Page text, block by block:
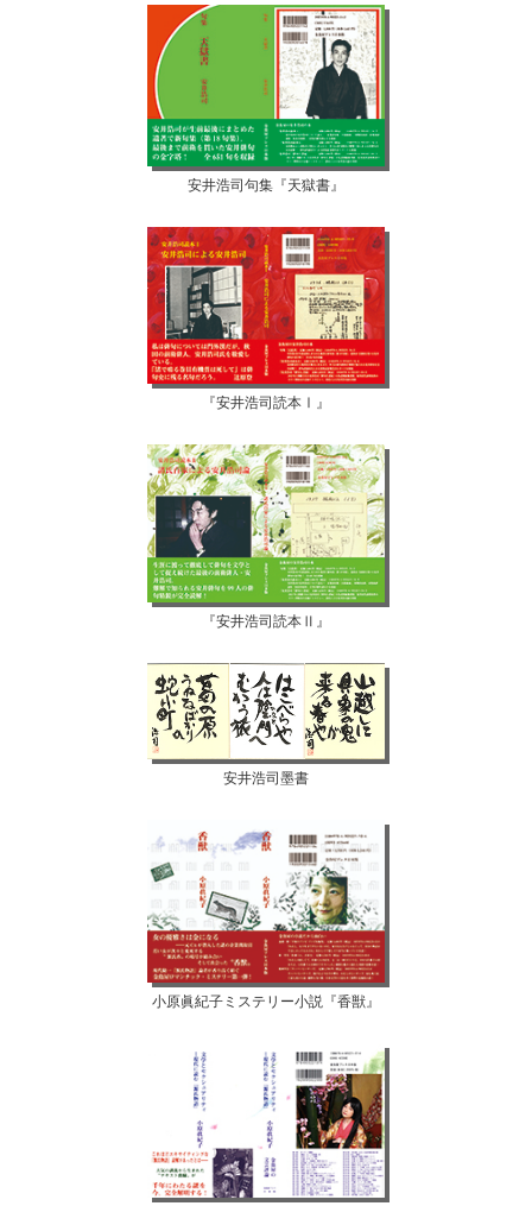
安井浩司句集『天獄書』
『安井浩司読本Ⅰ』
『安井浩司読本Ⅱ』
安井浩司墨書
小原眞紀子ミステリー小説『香獣』